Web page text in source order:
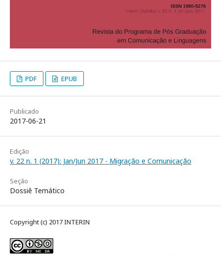
PDF EPUB
Publicado
2017-06-21
Edição
v. 22 n. 1 (2017): Jan/Jun 2017 - Migração e Comunicação
Seção
Dossiê Temático
Copyright (c) 2017 INTERIN